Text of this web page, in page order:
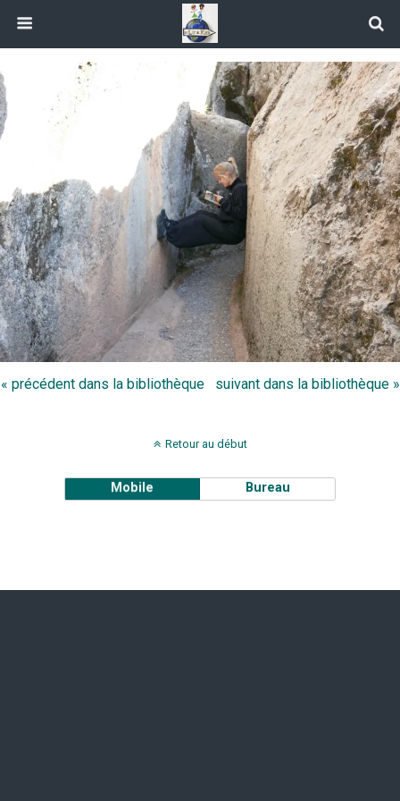
« précédent dans la bibliothèque suivant dans la bibliothèque »
Retour au début
Mobile Bureau